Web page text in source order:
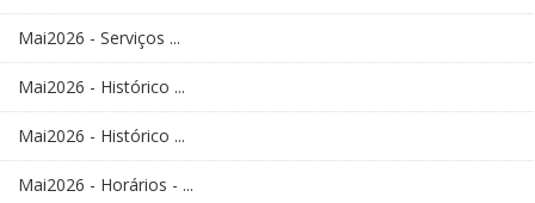
Mai2026 - Serviços ...
Mai2026 - Histórico ...
Mai2026 - Histórico ...
Mai2026 - Horários - ...